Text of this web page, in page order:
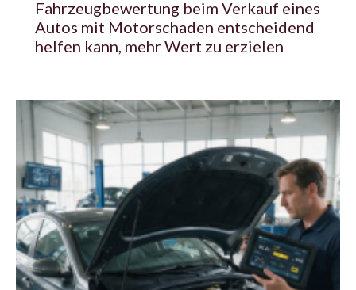
Fahrzeugbewertung beim Verkauf eines
Autos mit Motorschaden entscheidend
helfen kann, mehr Wert zu erzielen